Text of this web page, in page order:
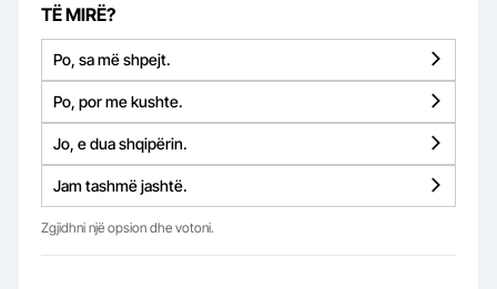
TË MIRË?
Po, sa më shpejt.
Po, por me kushte.
Jo, e dua shqipërin.
Jam tashmë jashtë.
Zgjidhni një opsion dhe votoni.